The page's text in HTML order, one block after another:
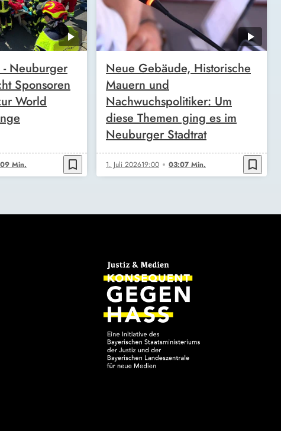
Neuburger
Sponsoren
World
Min. bookmark_border
Neue Gebäude, Historische
Mauern und
Nachwuchspolitiker: Um
diese Themen ging es im
Neuburger Stadtrat
1. Juli 202619:00 03:07 Min. bookmark_border